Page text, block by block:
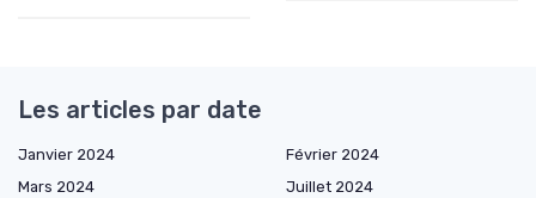
Les articles par date
Janvier 2024
Février 2024
Mars 2024
Juillet 2024